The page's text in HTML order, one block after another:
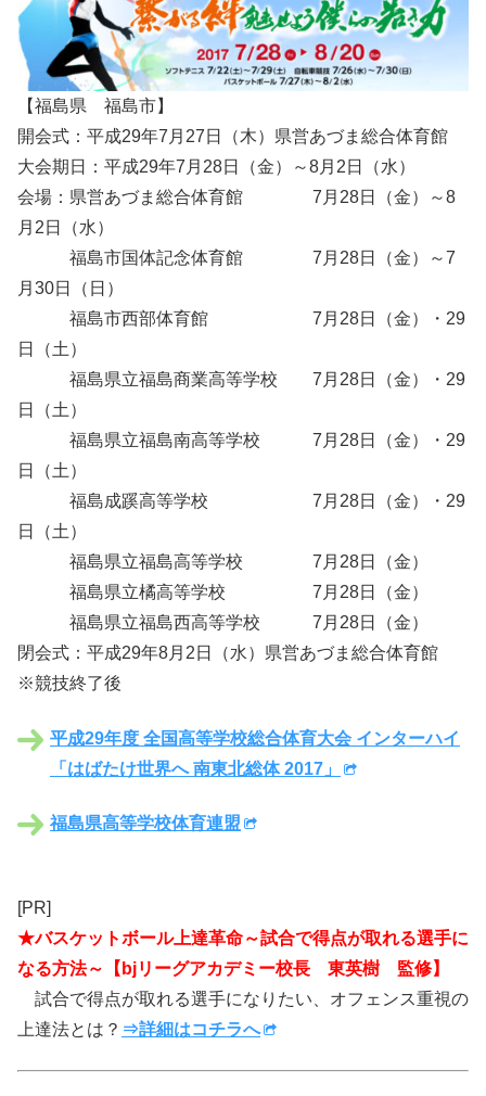
【福島県 福島市】
開会式：平成29年7月27日（木）県営あづま総合体育館
大会期日：平成29年7月28日（金）～8月2日（水）
会場：県営あづま総合体育館 7月28日（金）～8
月2日（水）
福島市国体記念体育館 7月28日（金）～7
月30日（日）
福島市西部体育館 7月28日（金）・29
日（土）
福島県立福島商業高等学校 7月28日（金）・29
日（土）
福島県立福島南高等学校 7月28日（金）・29
日（土）
福島成蹊高等学校 7月28日（金）・29
日（土）
福島県立福島高等学校 7月28日（金）
福島県立橘高等学校 7月28日（金）
福島県立福島西高等学校 7月28日（金）
閉会式：平成29年8月2日（水）県営あづま総合体育館
※競技終了後
平成29年度 全国高等学校総合体育大会 インターハイ
「はばたけ世界へ 南東北総体 2017」
福島県高等学校体育連盟
[PR]
★バスケットボール上達革命～試合で得点が取れる選手に
なる方法～【bjリーグアカデミー校長 東英樹 監修】
試合で得点が取れる選手になりたい、オフェンス重視の
上達法とは？ ⇒詳細はコチラへ